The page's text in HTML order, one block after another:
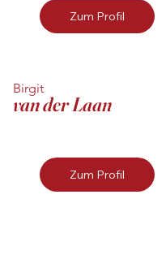
Zum Profil
Birgit
van der Laan
Zum Profil